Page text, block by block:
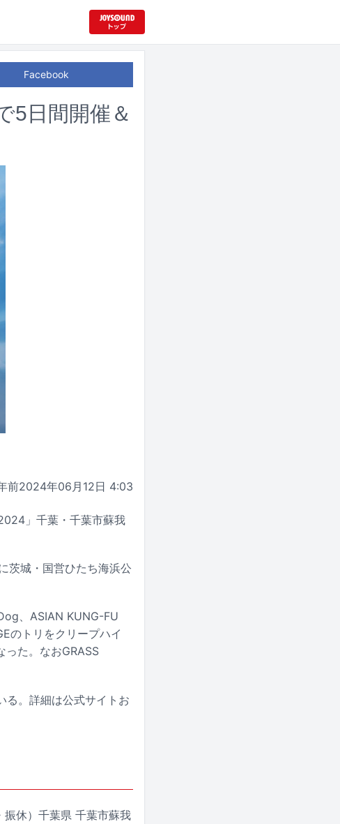
Facebook
5日間開催＆
前2024年06月12日 4:03
」千葉・千葉市蘇我
茨城・国営ひたち海浜公
、ASIAN KUNG-FU
のトリをクリープハイ
った。なおGRASS
る。詳細は公式サイトお
休）千葉県 千葉市蘇我